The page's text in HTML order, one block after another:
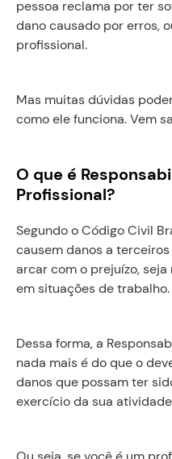
pessoa reclama por ter
dano causado por erros,
profissional.
Mas muitas dúvidas
como ele funciona. Vem
O que é
Profissional?
Segundo o Código Civil
causem danos a
arcar com o prejuízo,
em situações de trabalho.
Dessa forma, a
nada mais é do que o
danos que possam ter
exercício da sua